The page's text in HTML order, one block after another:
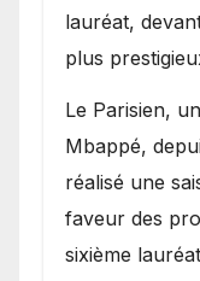
lauréat,
plus
Le Parisien,
Mbappé,
réalisé une
faveur des
sixième